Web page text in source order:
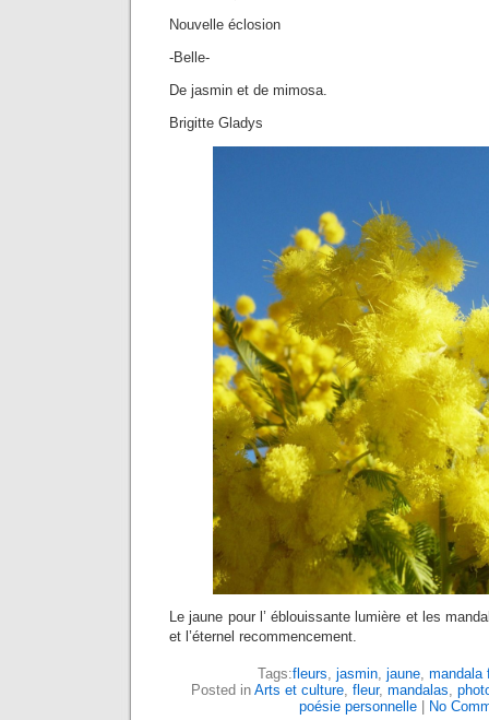
Nouvelle éclosion
-Belle-
De jasmin et de mimosa.
Brigitte Gladys
Le jaune pour l’ éblouissante lumière et les
et l’éternel recommencement.
Tags:fleurs, jasmin, jaune, mandala
Posted in Arts et culture, fleur, mandalas,
poésie personnelle| No